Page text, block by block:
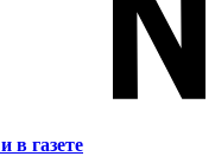
и в газете